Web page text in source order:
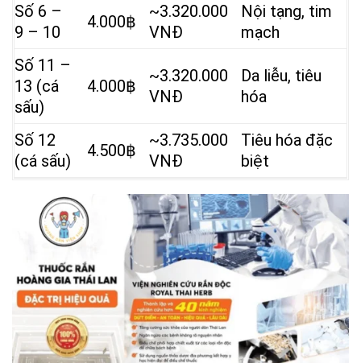
Số 6 –
9 – 10
4.000฿
~3.320.000
VNĐ
Nội tạng, tim
mạch
Số 11 –
13 (cá
sấu)
4.000฿
~3.320.000
VNĐ
Da liễu, tiêu
hóa
Số 12
(cá sấu)
4.500฿
~3.735.000
VNĐ
Tiêu hóa đặc
biệt